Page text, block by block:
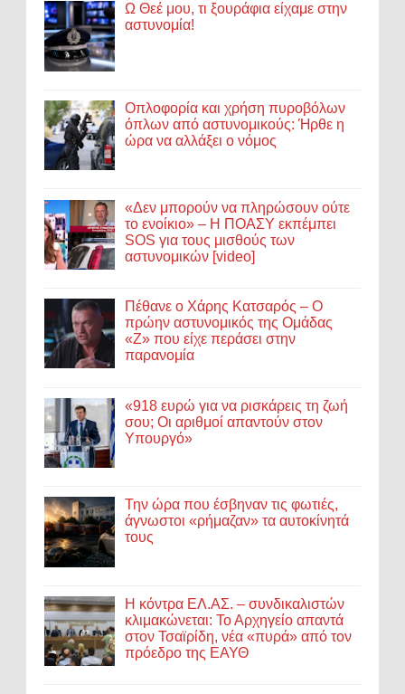
Ω Θεέ μου, τι ξουράφια είχαμε στην
αστυνομία!
Οπλοφορία και χρήση πυροβόλων
όπλων από αστυνομικούς: Ήρθε η
ώρα να αλλάξει ο νόμος
«Δεν μπορούν να πληρώσουν ούτε
το ενοίκιο» – Η ΠΟΑΣΥ εκπέμπει
SOS για τους μισθούς των
αστυνομικών [video]
Πέθανε ο Χάρης Κατσαρός – Ο
πρώην αστυνομικός της Ομάδας
«Ζ» που είχε περάσει στην
παρανομία
«918 ευρώ για να ρισκάρεις τη ζωή
σου; Οι αριθμοί απαντούν στον
Υπουργό»
Την ώρα που έσβηναν τις φωτιές,
άγνωστοι «ρήμαζαν» τα αυτοκίνητά
τους
Η κόντρα ΕΛ.ΑΣ. – συνδικαλιστών
κλιμακώνεται: Το Αρχηγείο απαντά
στον Τσαϊρίδη, νέα «πυρά» από τον
πρόεδρο της ΕΑΥΘ